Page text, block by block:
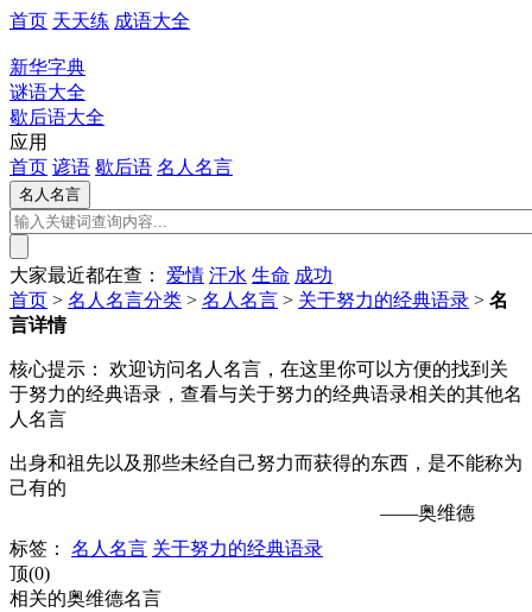
首页 天天练 成语大全
新华字典
谜语大全
歇后语大全
应用
首页 谚语 歇后语 名人名言
大家最近都在查： 爱情 汗水 生命 成功
首页 > 名人名言分类 > 名人名言 > 关于努力的经典语录 > 名
言详情
核心提示：
欢迎访问名人名言，在这里你可以方便的找到关
于努力的经典语录，查看与关于努力的经典语录相关的其他名
人名言
出身和祖先以及那些未经自己努力而获得的东西，是不能称为
己有的
——奥维德
标签：
名人名言 关于努力的经典语录
顶(0)
相关的奥维德名言